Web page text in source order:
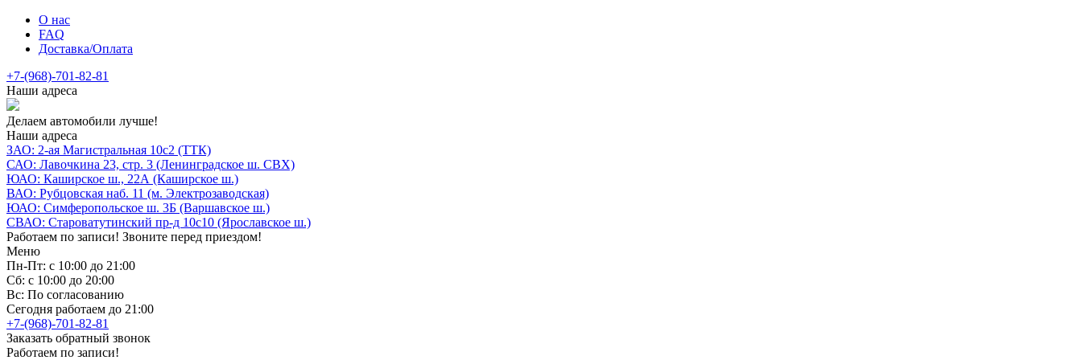
О нас
FAQ
Доставка/Оплата
+7-(968)-701-82-81
Наши адреса
Делаем автомобили лучше!
Наши адреса
ЗАО: 2-ая Магистральная 10с2 (ТТК)
САО: Лавочкина 23, стр. 3 (Ленинградское ш. СВХ)
ЮАО: Каширское ш., 22А (Каширское ш.)
ВАО: Рубцовская наб. 11 (м. Электрозаводская)
ЮАО: Симферопольское ш. 3Б (Варшавское ш.)
СВАО: Староватутинский пр-д 10с10 (Ярославское ш.)
Работаем по записи! Звоните перед приездом!
Меню
Пн-Пт: с 10:00 до 21:00
Сб: с 10:00 до 20:00
Вс: По согласованию
Сегодня работаем до 21:00
+7-(968)-701-82-81
Заказать обратный звонок
Работаем по записи!